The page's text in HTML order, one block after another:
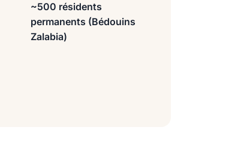
~500 résidents
permanents (Bédouins
Zalabia)